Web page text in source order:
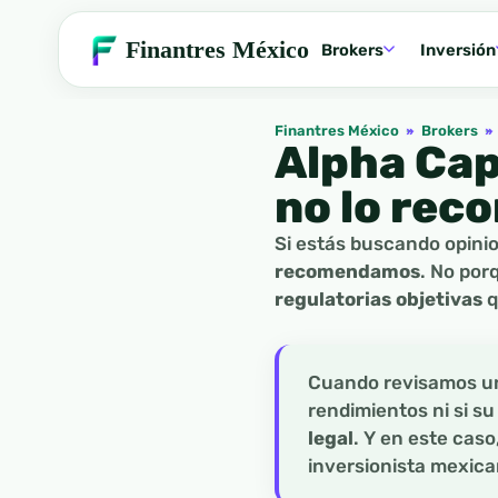
Finantres México Brokers Inversión
Finantres México » Brokers »
Alpha
no lo
Si estás buscando
recomendamos. No
regulatorias objetivas
Cuando revisamos
rendimientos ni si
legal. Y en este
inversionista